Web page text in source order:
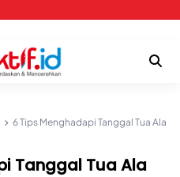
6 Tips Menghadapi Tanggal Tua Ala
Tanggal Tua Ala